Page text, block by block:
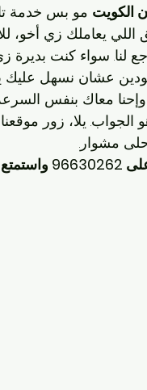
الكويت مو بس خدمة
اللي يعاملك زي
لنا. سواء كنت بديرة
عشان نسهل عليك
وإحنا معاك بنفس
الجواب. يلا، زور موقعنا
مشوار.